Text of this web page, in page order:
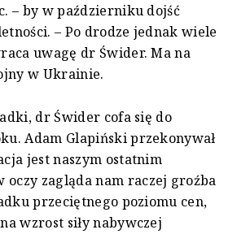
– by w październiku dojść
– Po drodze jednak wiele
uwagę dr Świder. Ma na
w Ukrainie.
dr Świder cofa się do
Adam Glapiński przekonywał
jest naszym ostatnim
oczy zagląda nam raczej groźba
przeciętnego poziomu cen,
wzrost siły nabywczej